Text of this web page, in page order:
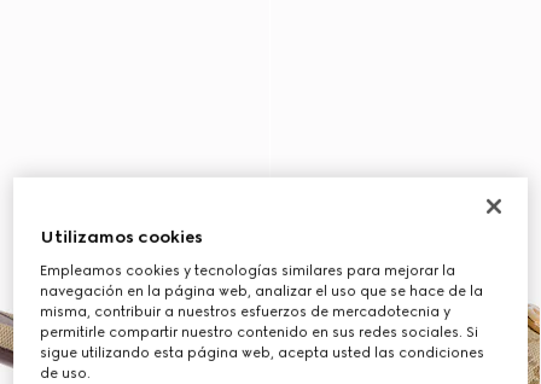
Utilizamos cookies
Empleamos cookies y tecnologías similares para mejorar la
navegación en la página web, analizar el uso que se hace de la
misma, contribuir a nuestros esfuerzos de mercadotecnia y
permitirle compartir nuestro contenido en sus redes sociales. Si
sigue utilizando esta página web, acepta usted las condiciones
de uso.